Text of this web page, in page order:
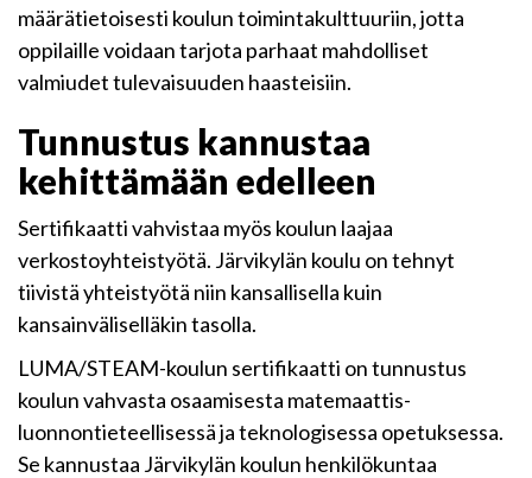
määrätietoisesti koulun toimintakulttuuriin, jotta
oppilaille voidaan tarjota parhaat mahdolliset
valmiudet tulevaisuuden haasteisiin.
Tunnustus kannustaa
kehittämään edelleen
Sertifikaatti vahvistaa myös koulun laajaa
verkostoyhteistyötä. Järvikylän koulu on tehnyt
tiivistä yhteistyötä niin kansallisella kuin
kansainväliselläkin tasolla.
LUMA/STEAM-koulun sertifikaatti on tunnustus
koulun vahvasta osaamisesta matemaattis-
luonnontieteellisessä ja teknologisessa opetuksessa.
Se kannustaa Järvikylän koulun henkilökuntaa